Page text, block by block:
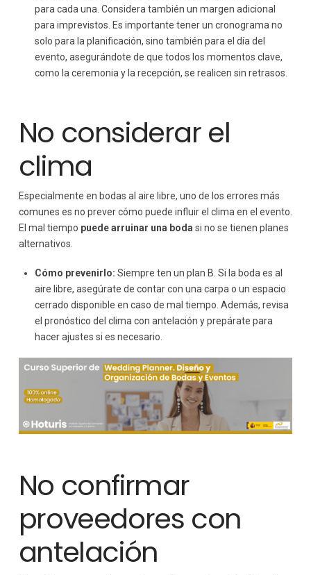
para cada una. Considera también un margen adicional
para imprevistos. Es importante tener un cronograma no
solo para la planificación, sino también para el día del
evento, asegurándote de que todos los momentos clave,
como la ceremonia y la recepción, se realicen sin retrasos.
No considerar el
clima
Especialmente en bodas al aire libre, uno de los errores más
comunes es no prever cómo puede influir el clima en el evento.
El mal tiempo puede arruinar una boda si no se tienen planes
alternativos.
Cómo prevenirlo: Siempre ten un plan B. Si la boda es al
aire libre, asegúrate de contar con una carpa o un espacio
cerrado disponible en caso de mal tiempo. Además, revisa
el pronóstico del clima con antelación y prepárate para
hacer ajustes si es necesario.
No confirmar
proveedores con
antelación